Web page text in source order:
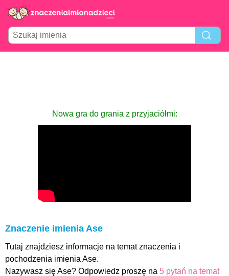
Nowa gra do grania z przyjaciółmi:
Znaczenie imienia Ase
Tutaj znajdziesz informacje na temat znaczenia i
pochodzenia imienia Ase.
Nazywasz się Ase? Odpowiedz proszę na 5 pytań na temat